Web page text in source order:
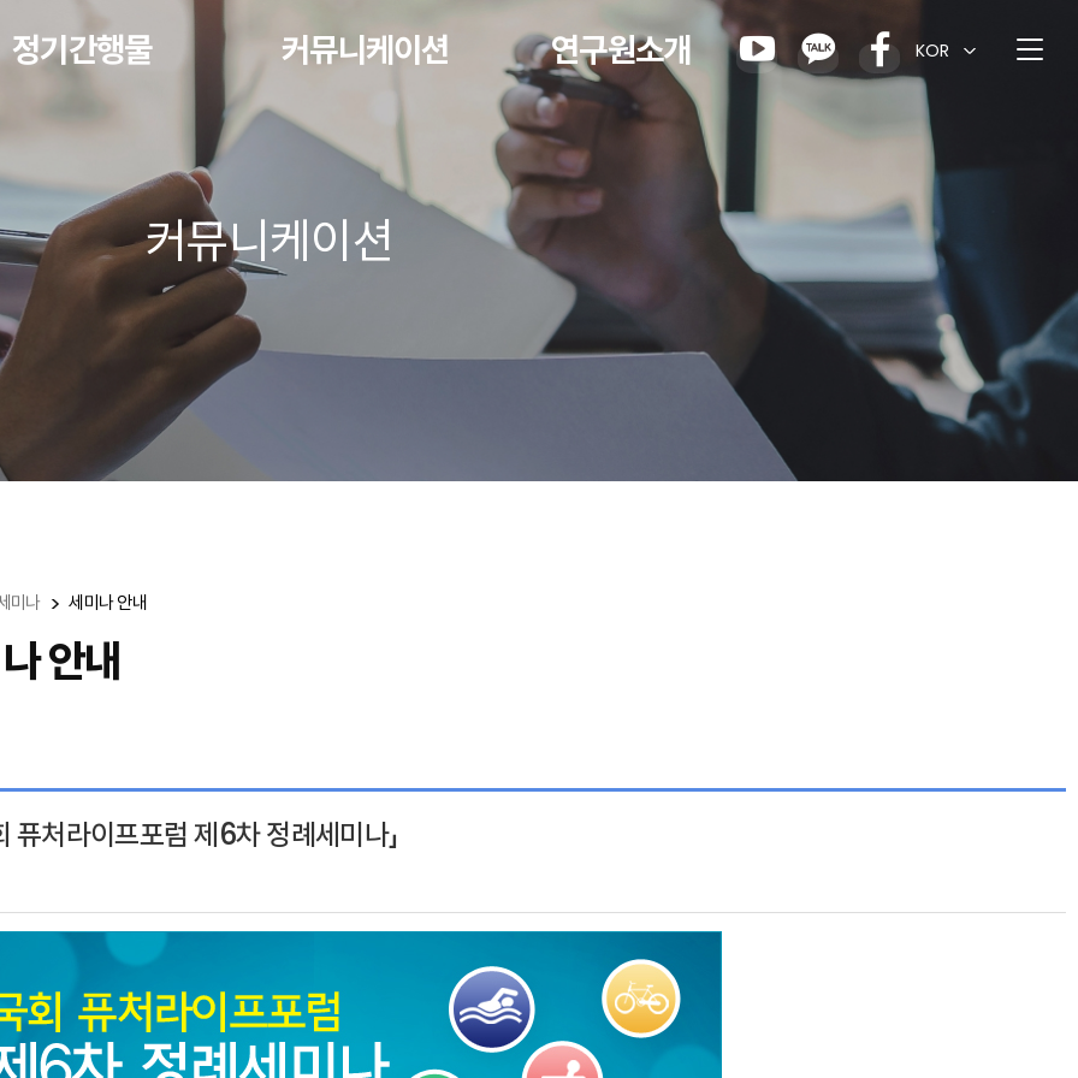
정기간행물 커뮤니케이션 연구원소개 KOR
커뮤니케이션
미나 세미나 안내
안내
퓨처라이프포럼 제6차 정례세미나」